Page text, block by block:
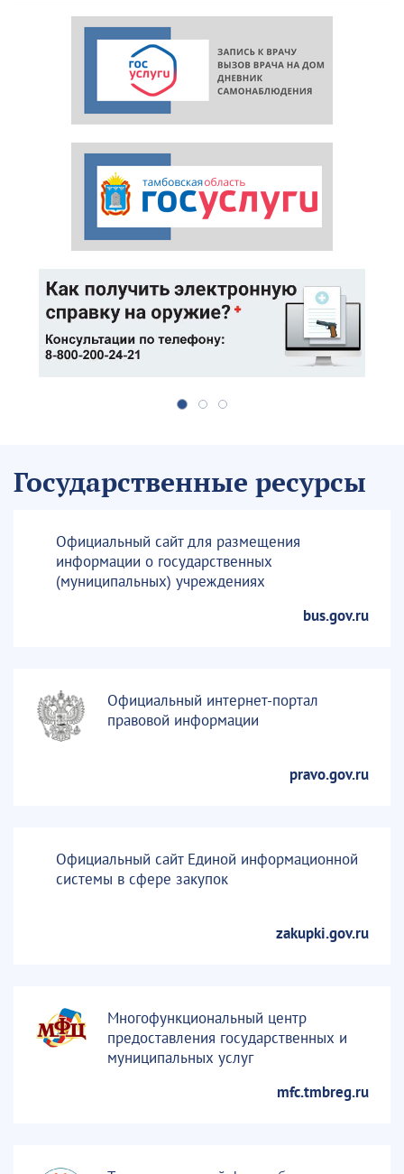
Государственные ресурсы
Официальный сайт для размещения
информации о государственных
(муниципальных) учреждениях
bus.gov.ru
Официальный интернет-портал
правовой информации
pravo.gov.ru
Официальный сайт Единой информационной
системы в сфере закупок
zakupki.gov.ru
Многофункциональный центр
предоставления государственных и
муниципальных услуг
mfc.tmbreg.ru